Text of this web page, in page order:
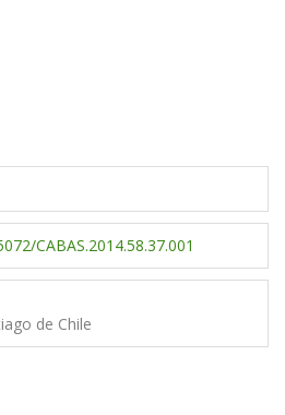
CABAS.2014.58.37.001
de Chile